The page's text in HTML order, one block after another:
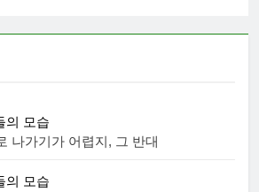
의 모습
나가기가 어렵지, 그 반대
의 모습